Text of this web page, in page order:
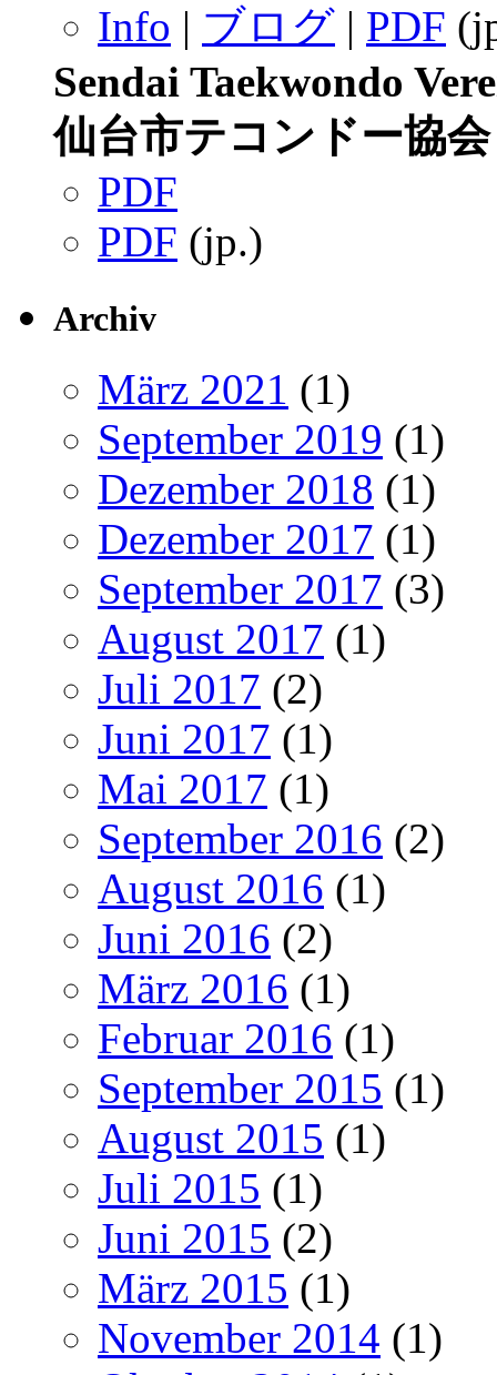
Info | ブログ | PDF
Sendai Taekwondo
仙台市テコンドー協会
PDF
PDF (jp.)
Archiv
März 2021 (1)
September 2019 (1)
Dezember 2018 (1)
Dezember 2017 (1)
September 2017 (3)
August 2017 (1)
Juli 2017 (2)
Juni 2017 (1)
Mai 2017 (1)
September 2016 (2)
August 2016 (1)
Juni 2016 (2)
März 2016 (1)
Februar 2016 (1)
September 2015 (1)
August 2015 (1)
Juli 2015 (1)
Juni 2015 (2)
März 2015 (1)
November 2014 (1)